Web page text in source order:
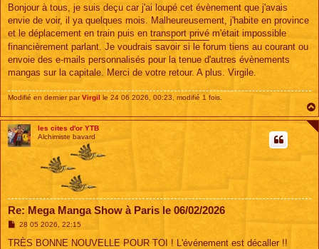
s
a
g
Bonjour à tous, je suis deçu car j'ai loupé cet évènement que j'avais
envie de voir, il ya quelques mois. Malheureusement, j'habite en province
et le déplacement en train puis en transport privé m'était impossible
financièrement parlant. Je voudrais savoir si le forum tiens au courant ou
envoie des e-mails personnalisés pour la tenue d'autres évènements
mangas sur la capitale. Merci de votre retour. A plus. Virgile.
Modifié en dernier par Virgil le 24 06 2026, 00:23, modifié 1 fois.
les cites d'or YTB
Alchimiste bavard
Re: Mega Manga Show à Paris le 06/02/2026
M
s
28 05 2026, 22:15
TRÈS BONNE NOUVELLE POUR TOI ! L'événement est décaller !!